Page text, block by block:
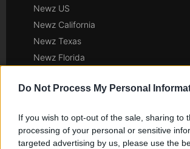
Do Not Process My Personal
If you wish to opt-out of the sale, sharing to
processing of your personal or sensitive
targeted advertising by us, please use the
Newz US
Newz California
Newz Texas
Newz Florida
Newz Pennsylvania
Newz Ohio
Gameland